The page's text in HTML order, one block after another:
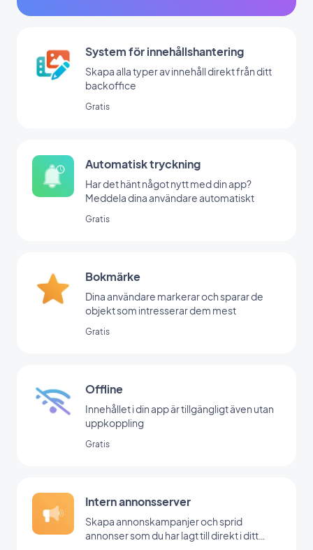
System för innehållshantering
Skapa alla typer av innehåll direkt från ditt
backoffice
Gratis
Automatisk tryckning
Har det hänt något nytt med din app?
Meddela dina användare automatiskt
Gratis
Bokmärke
Dina användare markerar och sparar de
objekt som intresserar dem mest
Gratis
Offline
Innehållet i din app är tillgängligt även utan
uppkoppling
Gratis
Intern annonsserver
Skapa annonskampanjer och sprid
annonser som du har lagt till direkt i ditt